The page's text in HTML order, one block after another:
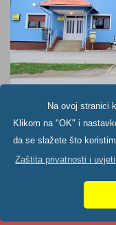
Na ovoj stranici
Klikom na "OK" i
da se slažete što
Zaštita privatnosti i